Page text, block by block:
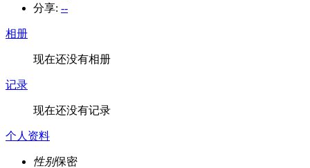
分享: --
相册
现在还没有相册
记录
现在还没有记录
个人资料
性别保密